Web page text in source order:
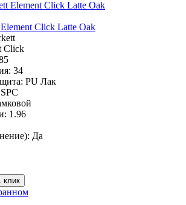
Click Latte Oak
Click
34
PU Лак
SPC
1.96
Да
клик